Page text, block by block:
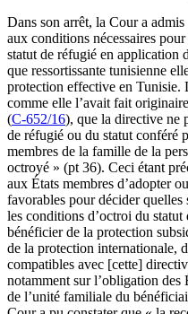
Dans son arrêt, la Cour a
aux conditions nécessaires
statut de réfugié en application
que ressortissante tunisienne
protection effective en Tunisie.
comme elle l’avait fait
(C‑652/16), que la directive ne
de réfugié ou du statut conféré
membres de la famille de la
octroyé » (pt 36). Ceci étant
aux États membres d’adopter
favorables pour décider quelles
les conditions d’octroi du
bénéficier de la protection
de la protection internationale,
compatibles avec [cette]
notamment sur l’obligation des
de l’unité familiale du